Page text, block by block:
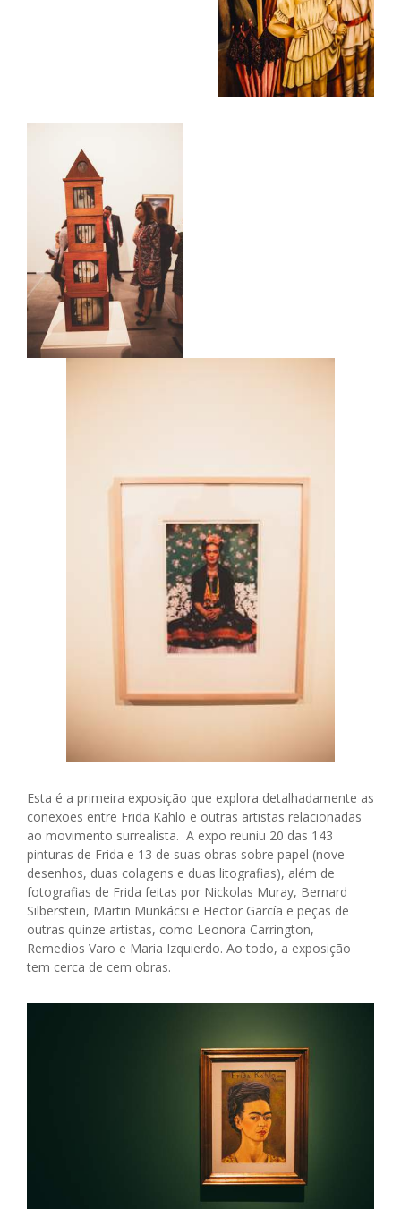
Esta é a primeira exposição que explora detalhadamente as
conexões entre Frida Kahlo e outras artistas relacionadas
ao movimento surrealista. A expo reuniu 20 das 143
pinturas de Frida e 13 de suas obras sobre papel (nove
desenhos, duas colagens e duas litografias), além de
fotografias de Frida feitas por Nickolas Muray, Bernard
Silberstein, Martin Munkácsi e Hector García e peças de
outras quinze artistas, como Leonora Carrington,
Remedios Varo e Maria Izquierdo. Ao todo, a exposição
tem cerca de cem obras.